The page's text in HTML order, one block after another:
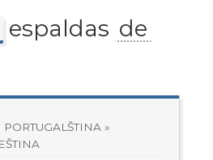
espaldas de
PORTUGALŠTINA »